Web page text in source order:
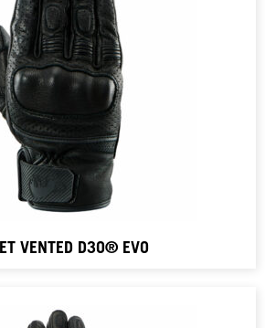
VENTED D3O® EVO